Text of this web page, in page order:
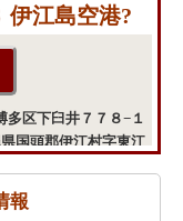
伊江島空港?
多区下臼井７７８−１
国頭郡伊江村字東江
報